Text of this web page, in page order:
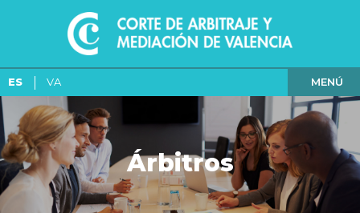
ES VA MENÚ
Árbitros